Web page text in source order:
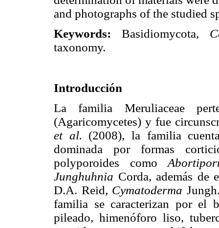
and photographs of the studied
Keywords: Basidiomycota,
taxonomy.
Introducción
La familia Meruliaceae
(Agaricomycetes) y fue
et al. (2008), la familia
dominada por formas
polyporoides como
Junghuhnia Corda, además de
D.A. Reid, Cymatoderma
familia se caracterizan por el
pileado, himenóforo liso,